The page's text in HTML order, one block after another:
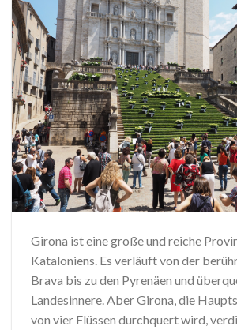
Girona ist eine große und reiche
Kataloniens. Es verläuft von der
Brava bis zu den Pyrenäen und
Landesinnere. Aber Girona, die
von vier Flüssen durchquert wird,